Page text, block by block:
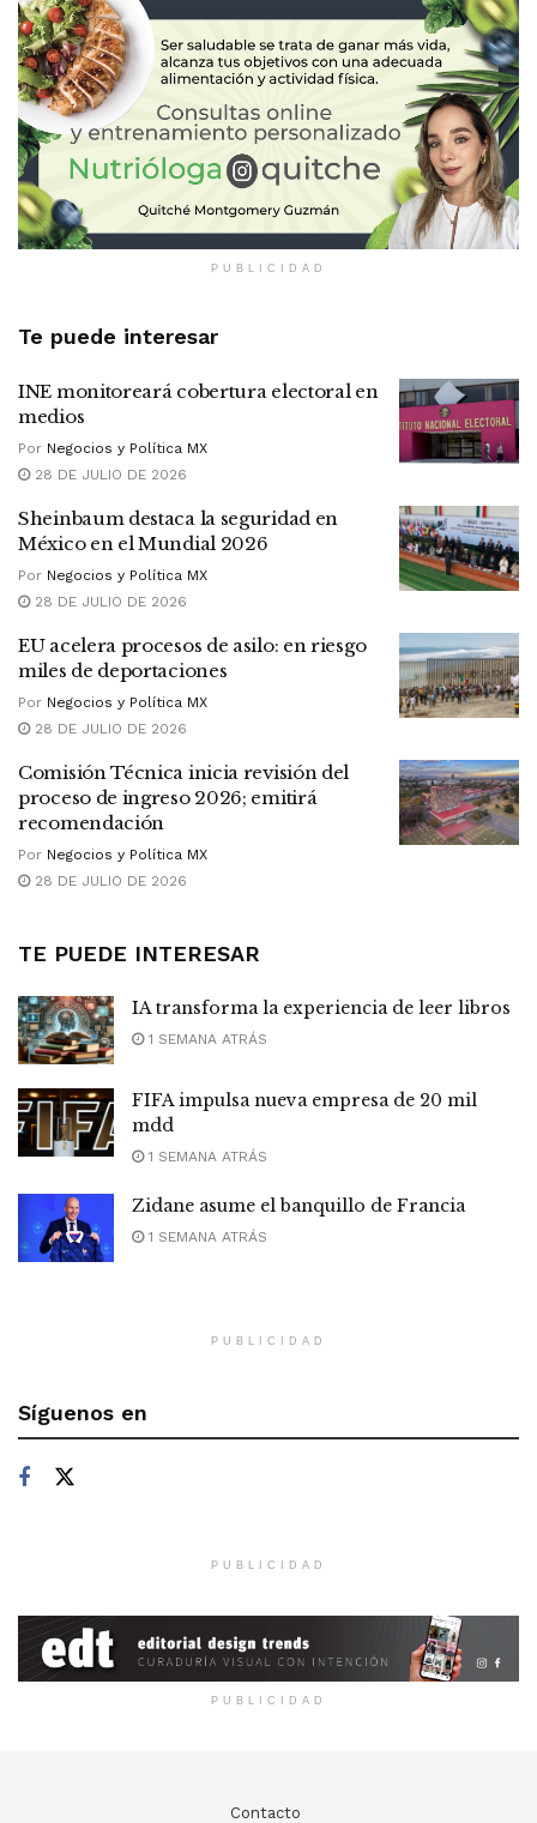
PUBLICIDAD
Te puede interesar
INE monitoreará cobertura electoral en
medios
Por Negocios y Política MX
28 DE JULIO DE 2026
Sheinbaum destaca la seguridad en
México en el Mundial 2026
Por Negocios y Política MX
28 DE JULIO DE 2026
EU acelera procesos de asilo: en riesgo
miles de deportaciones
Por Negocios y Política MX
28 DE JULIO DE 2026
Comisión Técnica inicia revisión del
proceso de ingreso 2026; emitirá
recomendación
Por Negocios y Política MX
28 DE JULIO DE 2026
TE PUEDE INTERESAR
IA transforma la experiencia de leer libros
1 SEMANA ATRÁS
FIFA impulsa nueva empresa de 20 mil
mdd
1 SEMANA ATRÁS
Zidane asume el banquillo de Francia
1 SEMANA ATRÁS
PUBLICIDAD
Síguenos en
PUBLICIDAD
PUBLICIDAD
Contacto